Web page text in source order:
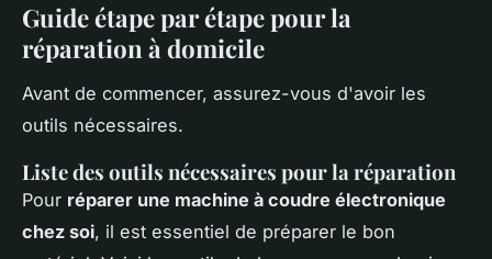
Guide étape par étape pour la
réparation à domicile
Avant de commencer, assurez-vous d'avoir les
outils nécessaires.
Liste des outils nécessaires pour la réparation
Pour réparer une machine à coudre électronique
chez soi, il est essentiel de préparer le bon